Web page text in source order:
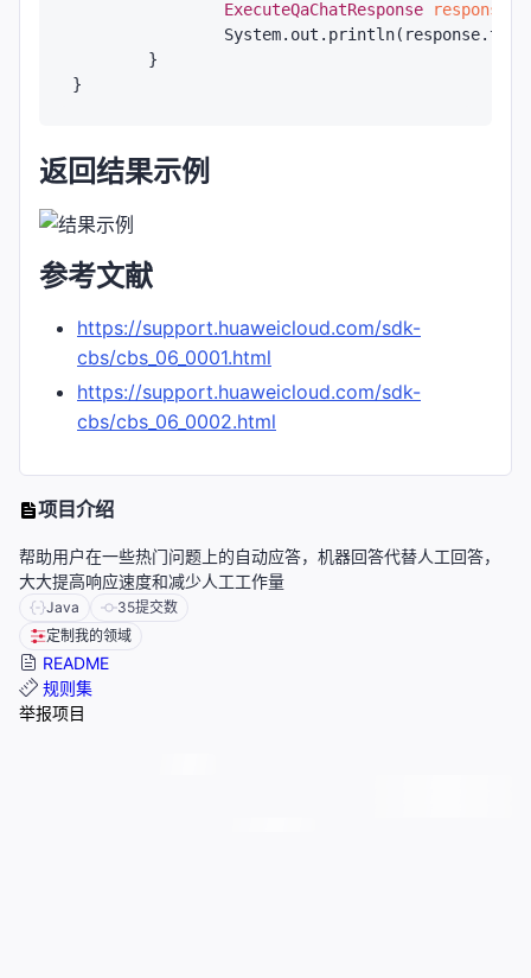
ExecuteQaChatResponse
response
返回结果示例
参考文献
https://support.huaweicloud.com/sdk-
cbs/cbs_06_0001.html
https://support.huaweicloud.com/sdk-
cbs/cbs_06_0002.html
项目介绍
帮助用户在一些热门问题上的自动应答，机器回答代替人工回答，
大大提高响应速度和减少人工工作量
Java 35提交数
定制我的领域
README
规则集
举报项目